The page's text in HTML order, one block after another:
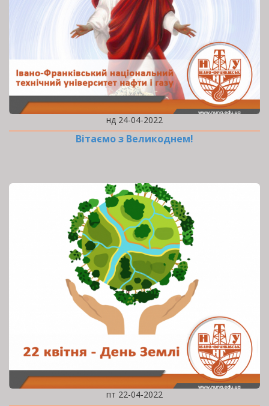
нд 24-04-2022
Вітаємо з Великоднем!
пт 22-04-2022